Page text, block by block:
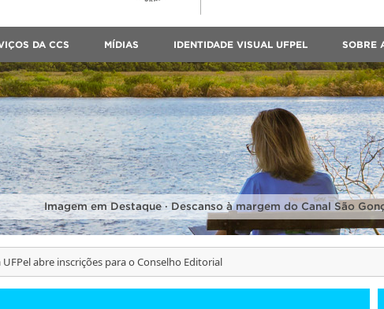
DA CCS MÍDIAS IDENTIDADE VISUAL UFPEL SOBRE
Imagem em Destaque · Descanso à margem do Canal São
abre inscrições para o Conselho Editorial